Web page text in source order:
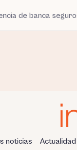
de banca
noticias Actualidad